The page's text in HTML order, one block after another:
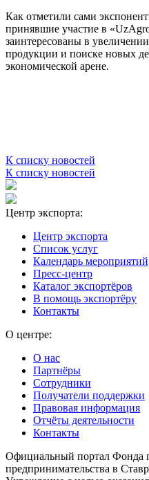
Как отметили сами
принявшие участие в
заинтересованы в
продукции и поиске новых
экономической арене.
К списку новостей
К списку новостей
Центр экспорта:
Центр экспорта
Список услуг
Календарь мероприятий
Пресс-центр
Каталог экспортёров
В помощь экспортёру
Контакты
О центре:
О нас
Партнёры
Сотрудники
Получатели поддержки
Правовая информация
Отчёты деятельности
Контакты
Официальный портал Фонда
предпринимательства в